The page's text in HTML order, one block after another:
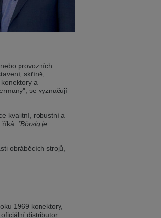
Möchten
českou verzi?
verzi?
anglickou verzi?
provozních
skříně,
a
se vyznačují
kvalitní, robustní a
říká: "Börsig je
obráběcích strojů,
1969 konektory,
distributor